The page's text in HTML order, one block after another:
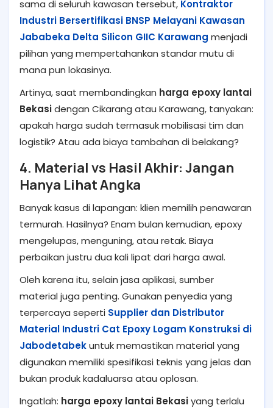
sama di seluruh kawasan tersebut, Kontraktor
Industri Bersertifikasi BNSP Melayani Kawasan
Jababeka Delta Silicon GIIC Karawang menjadi
pilihan yang mempertahankan standar mutu di
mana pun lokasinya.
Artinya, saat membandingkan harga epoxy lantai
Bekasidengan Cikarang atau Karawang, tanyakan:
apakah harga sudah termasuk mobilisasi tim dan
logistik? Atau ada biaya tambahan di belakang?
4. Material vs Hasil Akhir: Jangan
Hanya Lihat Angka
Banyak kasus di lapangan: klien memilih penawaran
termurah. Hasilnya? Enam bulan kemudian, epoxy
mengelupas, menguning, atau retak. Biaya
perbaikan justru dua kali lipat dari harga awal.
Oleh karena itu, selain jasa aplikasi, sumber
material juga penting. Gunakan penyedia yang
terpercaya seperti Supplier dan Distributor
Material Industri Cat Epoxy Logam Konstruksi di
Jabodetabekuntuk memastikan material yang
digunakan memiliki spesifikasi teknis yang jelas dan
bukan produk kadaluarsa atau oplosan.
Ingatlah: harga epoxy lantai Bekasiyang terlalu